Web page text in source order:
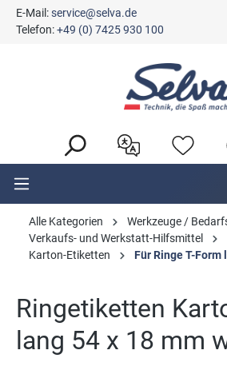
springen
E-Mail:service@selva.de
Telefon:+49 (0) 7425 930 100
Alle Kategorien
Werkzeuge /
Verkaufs- und Werkstatt-Hilfsmittel
Karton-Etiketten
Für Ringe T-Form
Ringetiketten
lang 54 x 18 mm